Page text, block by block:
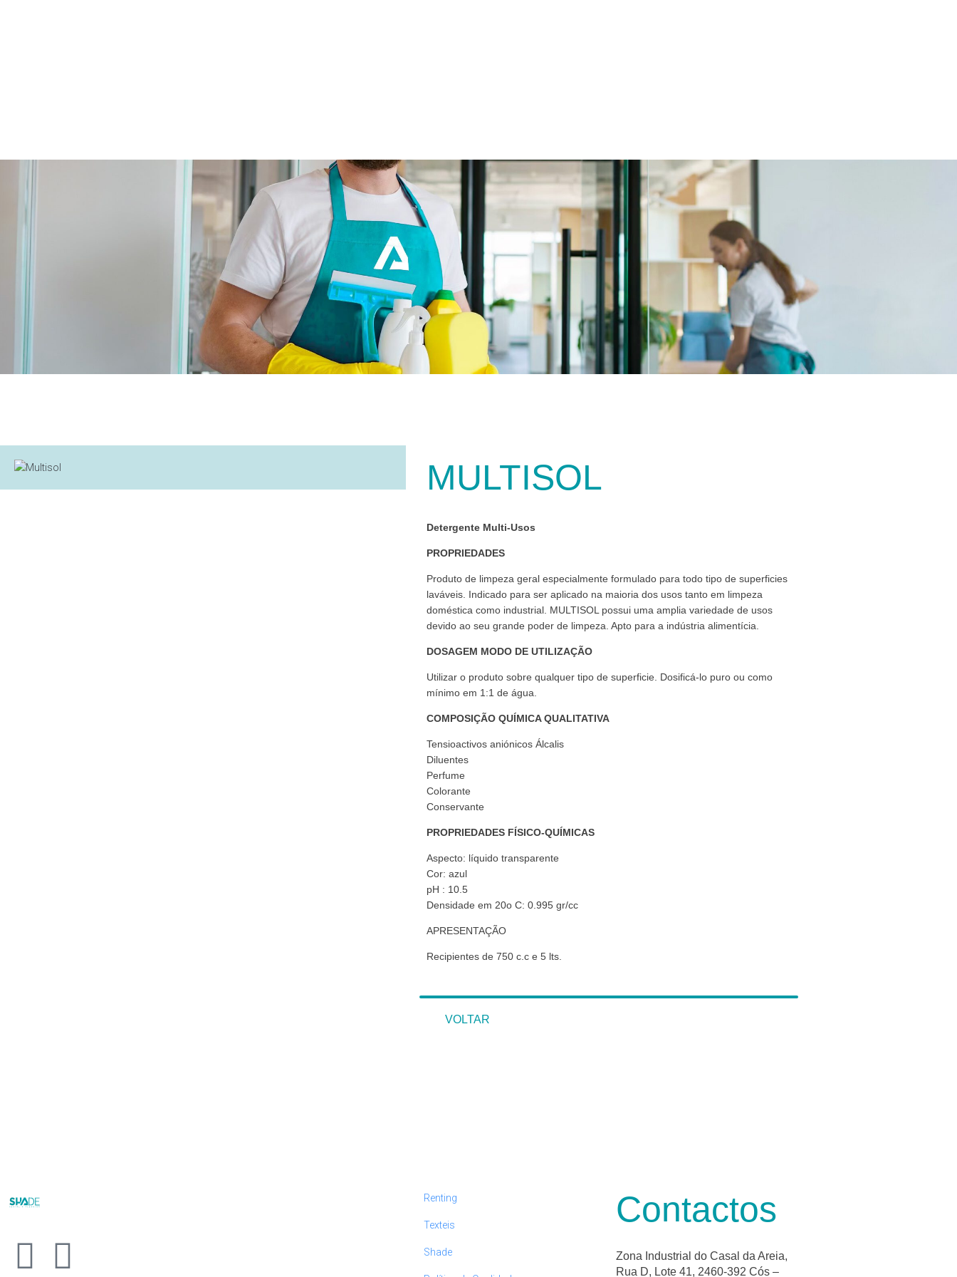
MULTISOL
Detergente Multi-Usos
PROPRIEDADES
Produto de limpeza geral especialmente formulado para todo tipo de superficies
laváveis. Indicado para ser aplicado na maioria dos usos tanto em limpeza
doméstica como industrial. MULTISOL possui uma amplia variedade de usos
devido ao seu grande poder de limpeza. Apto para a indústria alimentícia.
DOSAGEM MODO DE UTILIZAÇÃO
Utilizar o produto sobre qualquer tipo de superficie. Dosificá-lo puro ou como
mínimo em 1:1 de água.
COMPOSIÇÃO QUÍMICA QUALITATIVA
Tensioactivos aniónicos Álcalis
Diluentes
Perfume
Colorante
Conservante
PROPRIEDADES FÍSICO-QUÍMICAS
Aspecto: líquido transparente
Cor: azul
pH : 10.5
Densidade em 20o C: 0.995 gr/cc
APRESENTAÇÃO
Recipientes de 750 c.c e 5 lts.
VOLTAR
Renting
Texteis
Shade
Contactos
Zona Industrial do Casal da Areia,
Rua D, Lote 41, 2460-392 Cós –